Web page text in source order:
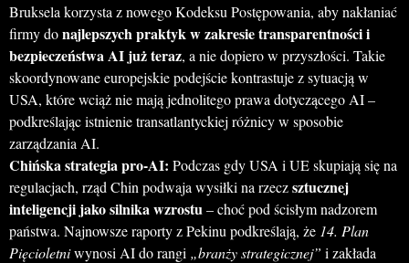
Bruksela korzysta z nowego Kodeksu Postępowania, aby nakłaniać
firmy donajlepszych praktyk w zakresie transparentności i
bezpieczeństwa AI już teraz, a nie dopiero w przyszłości. Takie
skoordynowane europejskie podejście kontrastuje z sytuacją w
USA, które wciąż nie mają jednolitego prawa dotyczącego AI –
podkreślając istnienie transatlantyckiej różnicy w sposobie
zarządzania AI.
Chińska strategia pro-AI: Podczas gdy USA i UE skupiają się na
regulacjach, rząd Chin podwaja wysiłki na rzeczsztucznej
inteligencji jako silnika wzrostu– choć pod ścisłym nadzorem
państwa. Najnowsze raporty z Pekinu podkreślają, że 14. Plan
Pięcioletniwynosi AI do rangi „branży strategicznej” i zakłada